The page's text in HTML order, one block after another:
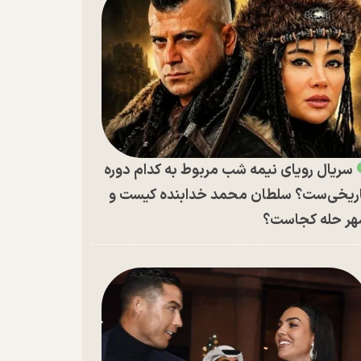
سریال رویای نیمه شب مربوط به کدام دوره
سلطان محمد خدابنده کیست و
حله کجاست؟